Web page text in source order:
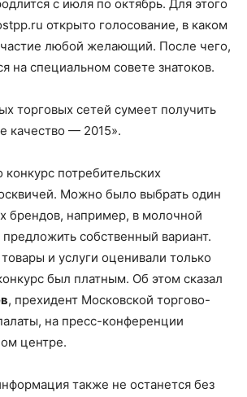
с июля по октябрь. Для этого
открыто голосование, в каком
любой желающий. После чего,
на специальном совете знатоков.
торговых сетей сумеет получить
качество — 2015».
потребительских
Можно было выбрать один
брендов, например, в молочной
собственный вариант.
и услуги оценивали только
был платным. Об этом сказал
, прехидент Московской торгово-
на пресс-конференции
центре.
также не останется без